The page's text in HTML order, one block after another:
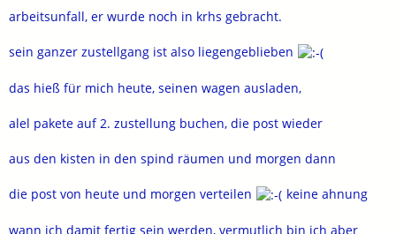
arbeitsunfall, er wurde noch in krhs gebracht.
sein ganzer zustellgang ist also liegengeblieben
das hieß für mich heute, seinen wagen ausladen,
alel pakete auf 2. zustellung buchen, die post wieder
aus den kisten in den spind räumen und morgen dann
die post von heute und morgen verteilen keine ahnung
wann ich damit fertig sein werden, vermutlich bin ich aber